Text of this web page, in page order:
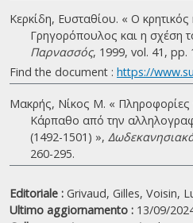
Κερκίδη, Ευσταθίου. « Ο
Γρηγορόπουλος και η σχέση
Παρνασσός, 1999, vol. 41, pp.
Find the document : https://
Μακρής, Νίκος Μ. « Πληροφορίες
Κάρπαθο από την
(1492-1501) »,
260-295.
Editoriale : Grivaud, Gilles, Voisin,
Ultimo aggiornamento : 13/09/